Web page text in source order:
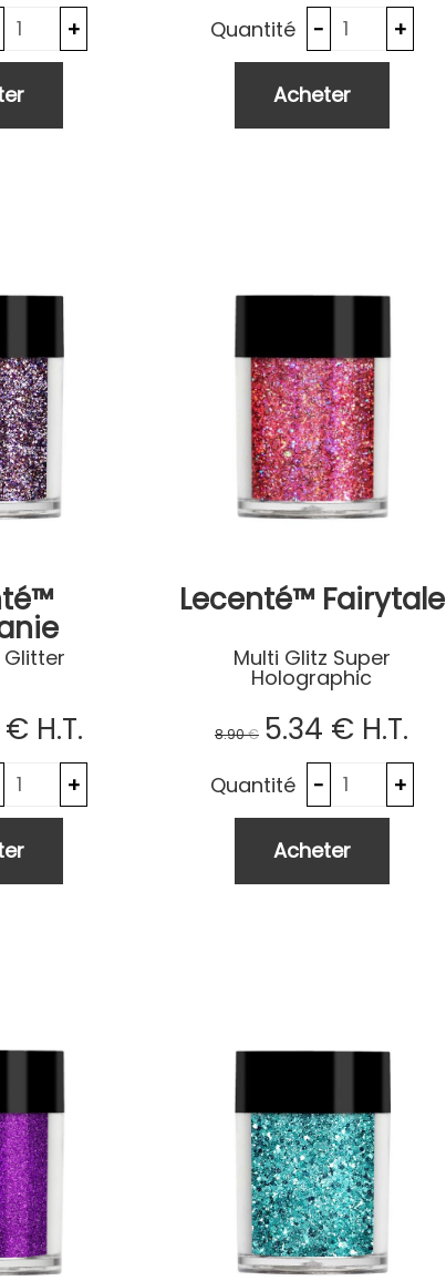
Quantité
Glitter
€ H.T.
Lecenté™ Fairytale
Multi Glitz Super
Holographic
8.90€ 5.34 € H.T.
Quantité